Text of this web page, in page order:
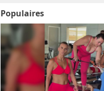
Populaires